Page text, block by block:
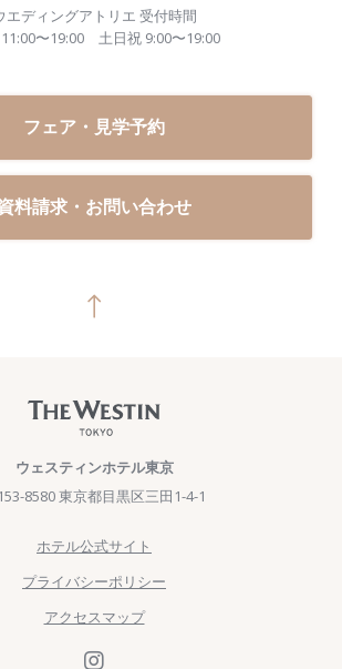
エディングアトリエ 受付時間
〜19:00
土日祝 9:00〜19:00
フェア・見学予約
料請求・お問い合わせ
ウェスティンホテル東京
8580 東京都目黒区三田1-4-1
ホテル公式サイト
プライバシーポリシー
アクセスマップ